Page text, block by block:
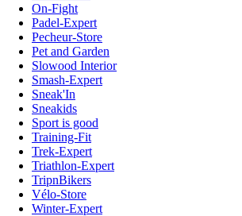
On-Fight
Padel-Expert
Pecheur-Store
Pet and Garden
Slowood Interior
Smash-Expert
Sneak'In
Sneakids
Sport is good
Training-Fit
Trek-Expert
Triathlon-Expert
TripnBikers
Vélo-Store
Winter-Expert